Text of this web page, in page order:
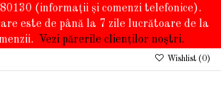
(informații și comenzi telefonice).
este de până la 7 zile lucrătoare de la
Vezi părerile clienților noștri.
Wishlist (0)